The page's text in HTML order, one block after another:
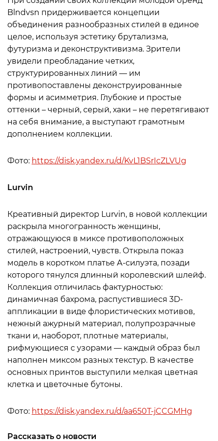
Blndvsn придерживается концепции
объединения разнообразных стилей в единое
целое, используя эстетику брутализма,
футуризма и деконструктивизма. Зрители
увидели преобладание четких,
структурированных линий — им
противопоставлены деконструированные
формы и асимметрия. Глубокие и простые
оттенки – черный, серый, хаки – не перетягивают
на себя внимание, а выступают грамотным
дополнением коллекции.
Фото: https://disk.yandex.ru/d/KvL1BSrIcZLVUg
Lurvin
Креативный директор Lurvin, в новой коллекции
раскрыла многогранность женщины,
отражающуюся в миксе противоположных
стилей, настроений, чувств. Открыла показ
модель в коротком платье А-силуэта, позади
которого тянулся длинный королевский шлейф.
Коллекция отличилась фактурностью:
динамичная бахрома, распустившиеся 3D-
аппликации в виде флористических мотивов,
нежный ажурный материал, полупрозрачные
ткани и, наоборот, плотные материалы,
рифмующиеся с узорами — каждый образ был
наполнен миксом разных текстур. В качестве
основных принтов выступили мелкая цветная
клетка и цветочные бутоны.
Фото: https://disk.yandex.ru/d/aa650T-jCCGMHg
Рассказать о новости